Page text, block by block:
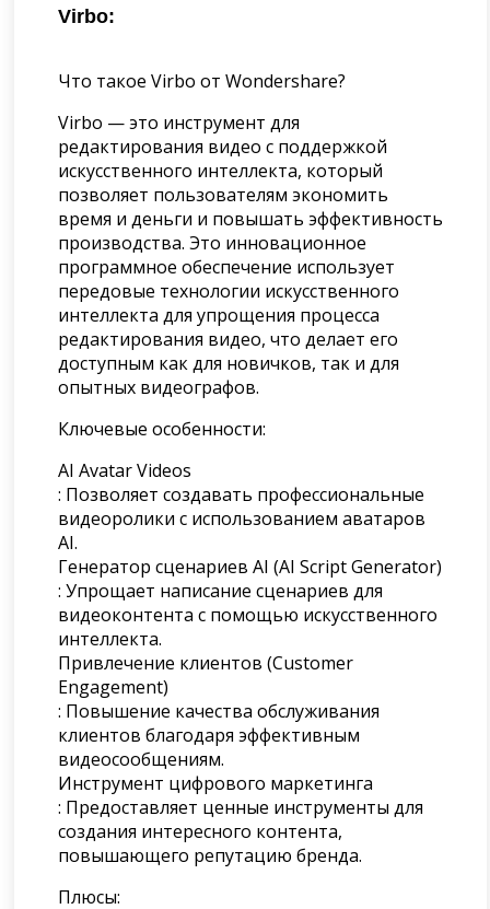
Virbo:
Что такое Virbo от Wondershare?
Virbo — это инструмент для
редактирования видео с поддержкой
искусственного интеллекта, который
позволяет пользователям экономить
время и деньги и повышать эффективность
производства. Это инновационное
программное обеспечение использует
передовые технологии искусственного
интеллекта для упрощения процесса
редактирования видео, что делает его
доступным как для новичков, так и для
опытных видеографов.
Ключевые особенности:
AI Avatar Videos
: Позволяет создавать профессиональные
видеоролики с использованием аватаров
AI.
Генератор сценариев AI (AI Script Generator)
: Упрощает написание сценариев для
видеоконтента с помощью искусственного
интеллекта.
Привлечение клиентов (Customer
Engagement)
: Повышение качества обслуживания
клиентов благодаря эффективным
видеосообщениям.
Инструмент цифрового маркетинга
: Предоставляет ценные инструменты для
создания интересного контента,
повышающего репутацию бренда.
Плюсы: